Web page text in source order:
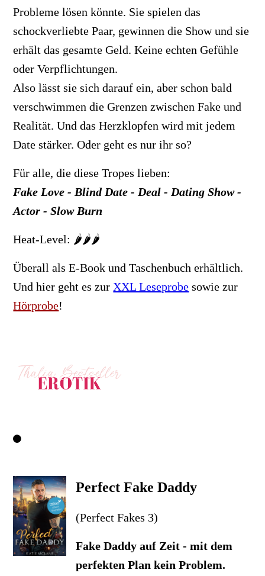
Probleme lösen könnte. Sie spielen das
schockverliebte Paar, gewinnen die Show und sie
erhält das gesamte Geld. Keine echten Gefühle
oder Verpflichtungen.
Also lässt sie sich darauf ein, aber schon bald
verschwimmen die Grenzen zwischen Fake und
Realität. Und das Herzklopfen wird mit jedem
Date stärker. Oder geht es nur ihr so?
Für alle, die diese Tropes lieben:
Fake Love - Blind Date - Deal - Dating Show -
Actor - Slow Burn
Heat-Level: 🌶️🌶️🌶️
Überall als E-Book und Taschenbuch erhältlich.
Und hier geht es zur XXL Leseprobe sowie zur
Hörprobe!
Perfect Fake Daddy
(Perfect Fakes 3)
Fake Daddy auf Zeit - mit dem
perfekten Plan kein Problem.